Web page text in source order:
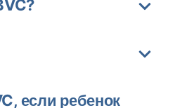
если ребенок